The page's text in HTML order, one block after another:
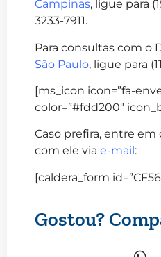
Campinas, ligue para
3233-7911.
Para consultas com o
São Paulo, ligue para
[ms_icon icon=”fa-
color=”#fdd200″
Caso prefira, entre
com ele via e-mail :
[caldera_form
Gostou?